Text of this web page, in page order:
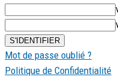
Mot de passe oublié ?
Politique de Confidentialité